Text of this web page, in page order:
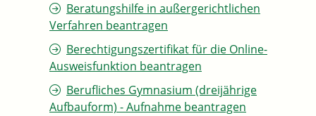
Beratungshilfe in außergerichtlichen
Verfahren beantragen
Berechtigungszertifikat für die Online-
Ausweisfunktion beantragen
Berufliches Gymnasium (dreijährige
Aufbauform) - Aufnahme beantragen